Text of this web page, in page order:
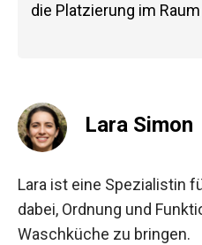
die Platzierung im
Lara Simon
Lara ist eine Spezialistin
dabei, Ordnung und
Waschküche zu bringen.